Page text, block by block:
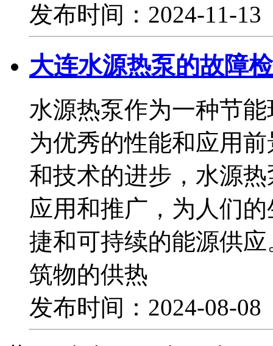
发布时间：2024-11-
大连水源热泵的故障
水源热泵作为一种节
为优秀的性能和应用
和技术的进步，水源
应用和推广，为人们
捷和可持续的能源供
筑物的供热
发布时间：2024-08-